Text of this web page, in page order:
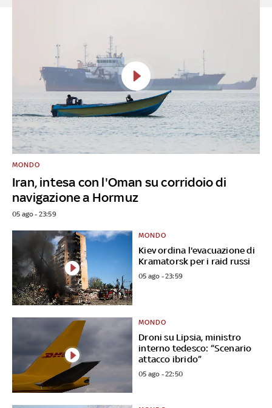
Iran, intesa con l'Oman su corridoio di
navigazione a Hormuz
MONDO
05 ago - 23:59
Kiev ordina l'evacuazione di
Kramatorsk per i raid russi
MONDO
05 ago - 23:59
Droni su Lipsia, ministro
interno tedesco: “Scenario
attacco ibrido”
MONDO
05 ago - 22:50